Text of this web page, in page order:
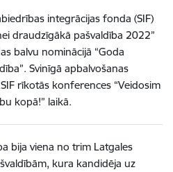
integrācijas fonda (SIF)
draudzīgākā pašvaldība 2022”
balvu nominācijā “Goda
Svinīgā apbalvošanas
rīkotās konferences “Veidosim
kopā!” laikā.
bija viena no trim Latgales
kura kandidēja uz